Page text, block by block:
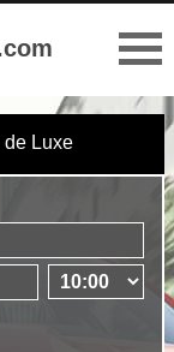
de Luxe